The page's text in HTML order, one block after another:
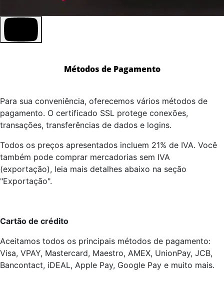
Métodos de Pagamento
Para sua conveniência, oferecemos vários métodos de
pagamento. O certificado SSL protege conexões,
transações, transferências de dados e logins.
Todos os preços apresentados incluem 21% de IVA. Você
também pode comprar mercadorias sem IVA
(exportação), leia mais detalhes abaixo na seção
"Exportação".
Cartão de crédito
Aceitamos todos os principais métodos de pagamento:
Visa, VPAY, Mastercard, Maestro, AMEX, UnionPay, JCB,
Bancontact, iDEAL, Apple Pay, Google Pay e muito mais.